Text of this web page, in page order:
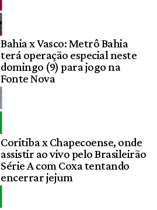
Bahia x Vasco: Metrô Bahia
terá operação especial neste
domingo (9) para jogo na
Fonte Nova
Coritiba x Chapecoense, onde
assistir ao vivo pelo Brasileirão
Série A com Coxa tentando
encerrar jejum